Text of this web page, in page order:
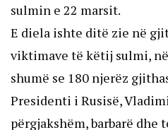
sulmin e 22 marsit.
E diela ishte ditë zie në
viktimave të këtij sulmi,
shumë se 180 njerëz
Presidenti i Rusisë,
përgjakshëm, barbarë